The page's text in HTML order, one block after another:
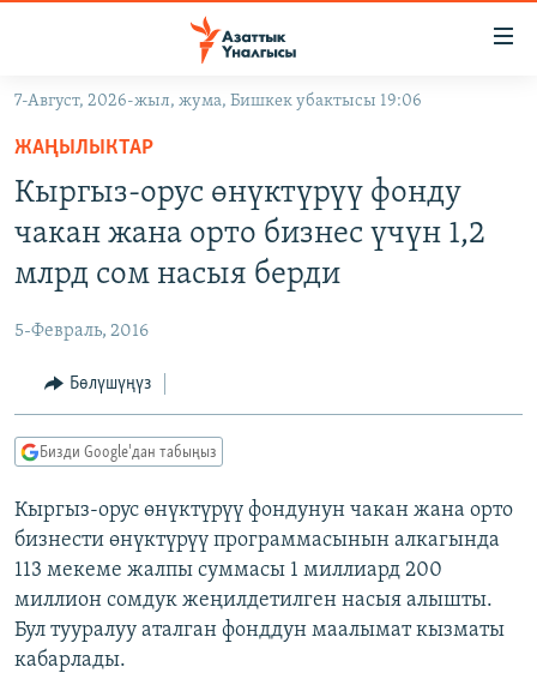
Навигацияга
өтүңүз
Издөөгө
салыңызКЫРГЫЗСТАН
МАДАНИЯТ
ДҮЙНӨ
ТВ ПРОГРАММАЛАР
БҮГҮН АЗАТТЫКТА
ДАНИСТЕ
АЗАТТЫК+
ЫҢГАЙСЫЗ СУРООЛОР
ПОДКАСТ
ОНЛАЙН ШЕРИНЕ
7-Август, 2026-жыл, жума, Бишкек убактысы 19:06
ЖАҢЫЛЫКТАР
Кыргыз-орус өнүктүрүү фонду
чакан жана орто бизнес үчүн 1,2
млрд сом насыя берди
5-Февраль, 2016
Бөлүшүңүз
Бизди Google'дан табыңыз
Кыргыз-орус өнүктүрүү фондунун чакан жана орто
бизнести өнүктүрүү программасынын алкагында
113 мекеме жалпы суммасы 1 миллиард 200
миллион сомдук жеңилдетилген насыя алышты.
Бул тууралуу аталган фонддун маалымат кызматы
кабарлады.